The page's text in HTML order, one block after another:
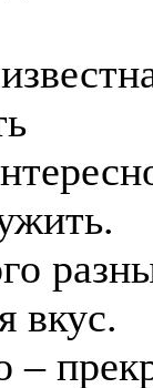
вкус.
–